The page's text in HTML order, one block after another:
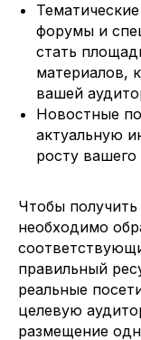
форумы и
стать
материалов,
вашей
Новостные
актуальную
росту вашего
Чтобы
необходимо
правильный
реальные
целевую
размещение